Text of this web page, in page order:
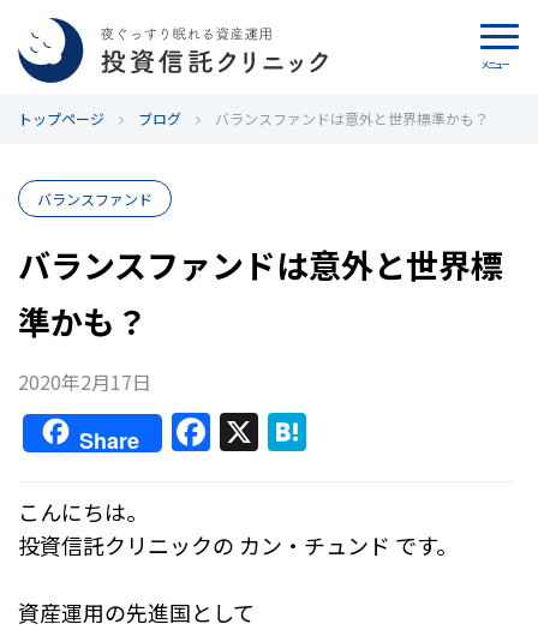
メニュー
カウンセリング
ブログ
代表カン・チュンド
投資信託クリニックとは
インデックス投資の特徴
よくあるご質問
お問い合わせ
トップページ ブログ バランスファンドは意外と世界標準かも？
バランスファンド
バランスファンドは意外と世界標
準かも？
2020年2月17日
Share F
a
e
X
n
こんにちは。
投資信託クリニックの カン・チュンド です。
資産運用の先進国として